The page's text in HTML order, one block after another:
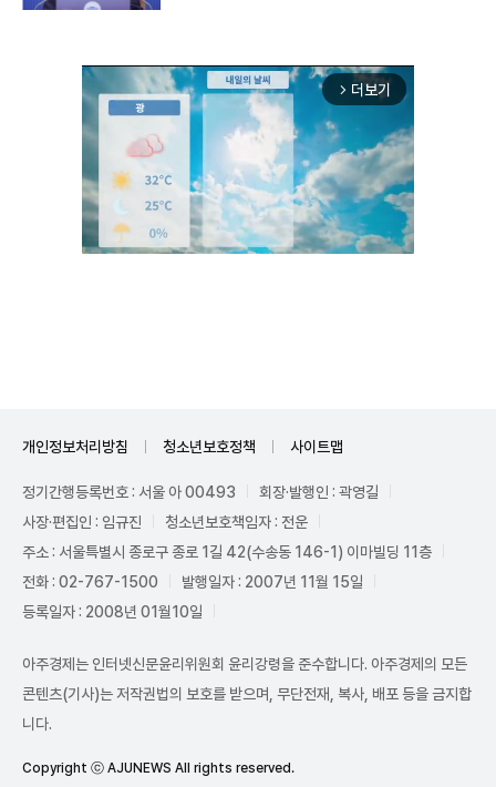
arrow_forward_ios 더보기
개인정보처리방침 청소년보호정책 사이트맵
정기간행등록번호 : 서울 아 00493
회장·발행인 : 곽영길
사장·편집인 : 임규진
청소년보호책임자 : 전운
주소 : 서울특별시 종로구 종로 1길 42(수송동 146-1) 이마빌딩 11층
전화 : 02-767-1500
발행일자 : 2007년 11월 15일
등록일자 : 2008년 01월10일
아주경제는 인터넷신문윤리위원회 윤리강령을 준수합니다. 아주경제의 모든
콘텐츠(기사)는 저작권법의 보호를 받으며, 무단전재, 복사, 배포 등을 금지합
니다.
Copyright ⓒ AJUNEWS All rights reserved.